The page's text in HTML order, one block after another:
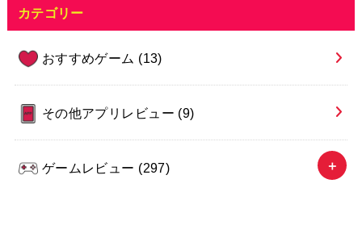
カテゴリー
おすすめゲーム (13)
その他アプリレビュー (9)
ゲームレビュー (297)